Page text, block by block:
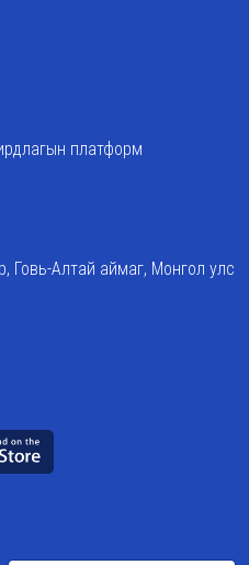
платформ
Говь-Алтай аймаг, Монгол улс